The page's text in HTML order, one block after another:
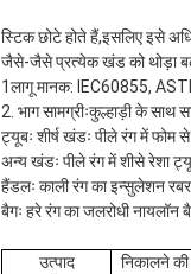
स्टिक छोटे होते हैं,इसलिए इसे
जैसे-जैसे प्रत्येक खंड को थोड़ा
1लागू मानक: IEC60855,
2. भाग सामग्रीःकुल्हाड़ी के साथ
ट्यूबः शीर्ष खंडः पीले रंग में फोम
अन्य खंडः पीले रंग में शीसे रेशा
हैंडलः काली रंग का इन्सुलेशन रबर
बैगः हरे रंग का जलरोधी नायलॉन
उत्पाद
निकालने